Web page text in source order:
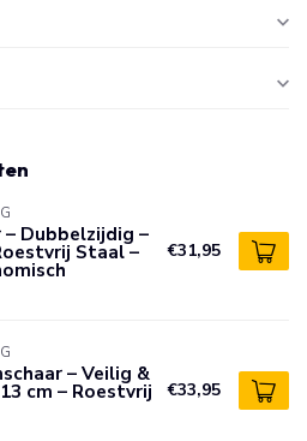
Dubbelzijdig –
Staal – €31,95
– Veilig &
cm – Roestvrij €33,95